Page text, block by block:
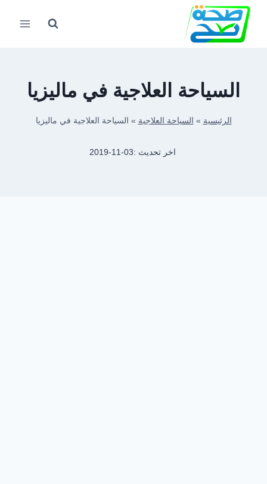
التجاوز
المحتوى
السياحة العلاجية في ماليزيا
الرئيسية » السياحة العلاجية » السياحة العلاجية في ماليزيا
اخر تحديث :2019-11-03